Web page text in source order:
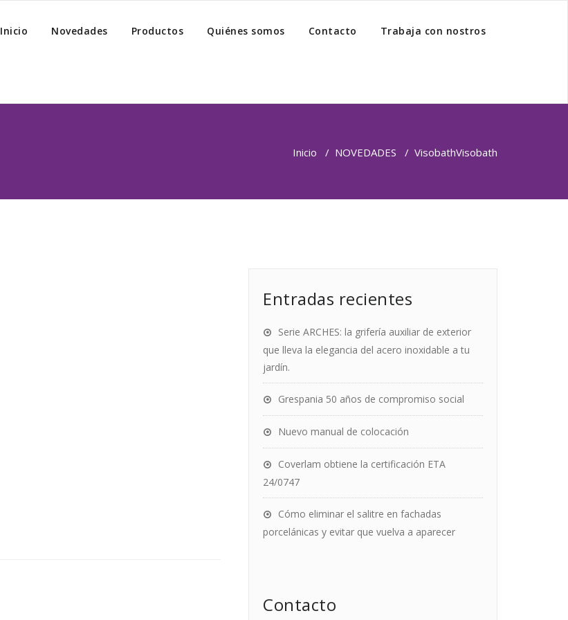
Inicio Novedades Productos Quiénes somos Contacto Trabaja con nostros
Inicio / NOVEDADES / VisobathVisobath
Entradas recientes
Serie ARCHES: la grifería auxiliar de exterior
que lleva la elegancia del acero inoxidable a tu
jardín.
Grespania 50 años de compromiso social
Nuevo manual de colocación
Coverlam obtiene la certificación ETA
24/0747
Cómo eliminar el salitre en fachadas
porcelánicas y evitar que vuelva a aparecer
Contacto